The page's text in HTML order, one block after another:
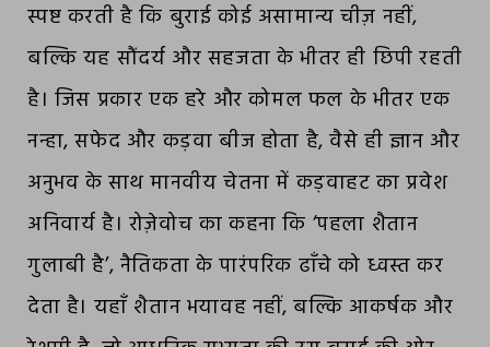
स्पष्ट करती है कि बुराई कोई असामान्य चीज़ नहीं,
बल्कि यह सौंदर्य और सहजता के भीतर ही छिपी रहती
है। जिस प्रकार एक हरे और कोमल फल के भीतर एक
नन्हा, सफेद और कड़वा बीज होता है, वैसे ही ज्ञान और
अनुभव के साथ मानवीय चेतना में कड़वाहट का प्रवेश
अनिवार्य है। रोज़ेवोच का कहना कि ‘पहला शैतान
गुलाबी है’, नैतिकता के पारंपरिक ढाँचे को ध्वस्त कर
देता है। यहाँ शैतान भयावह नहीं, बल्कि आकर्षक और